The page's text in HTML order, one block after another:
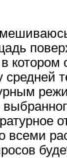
котором
всеми